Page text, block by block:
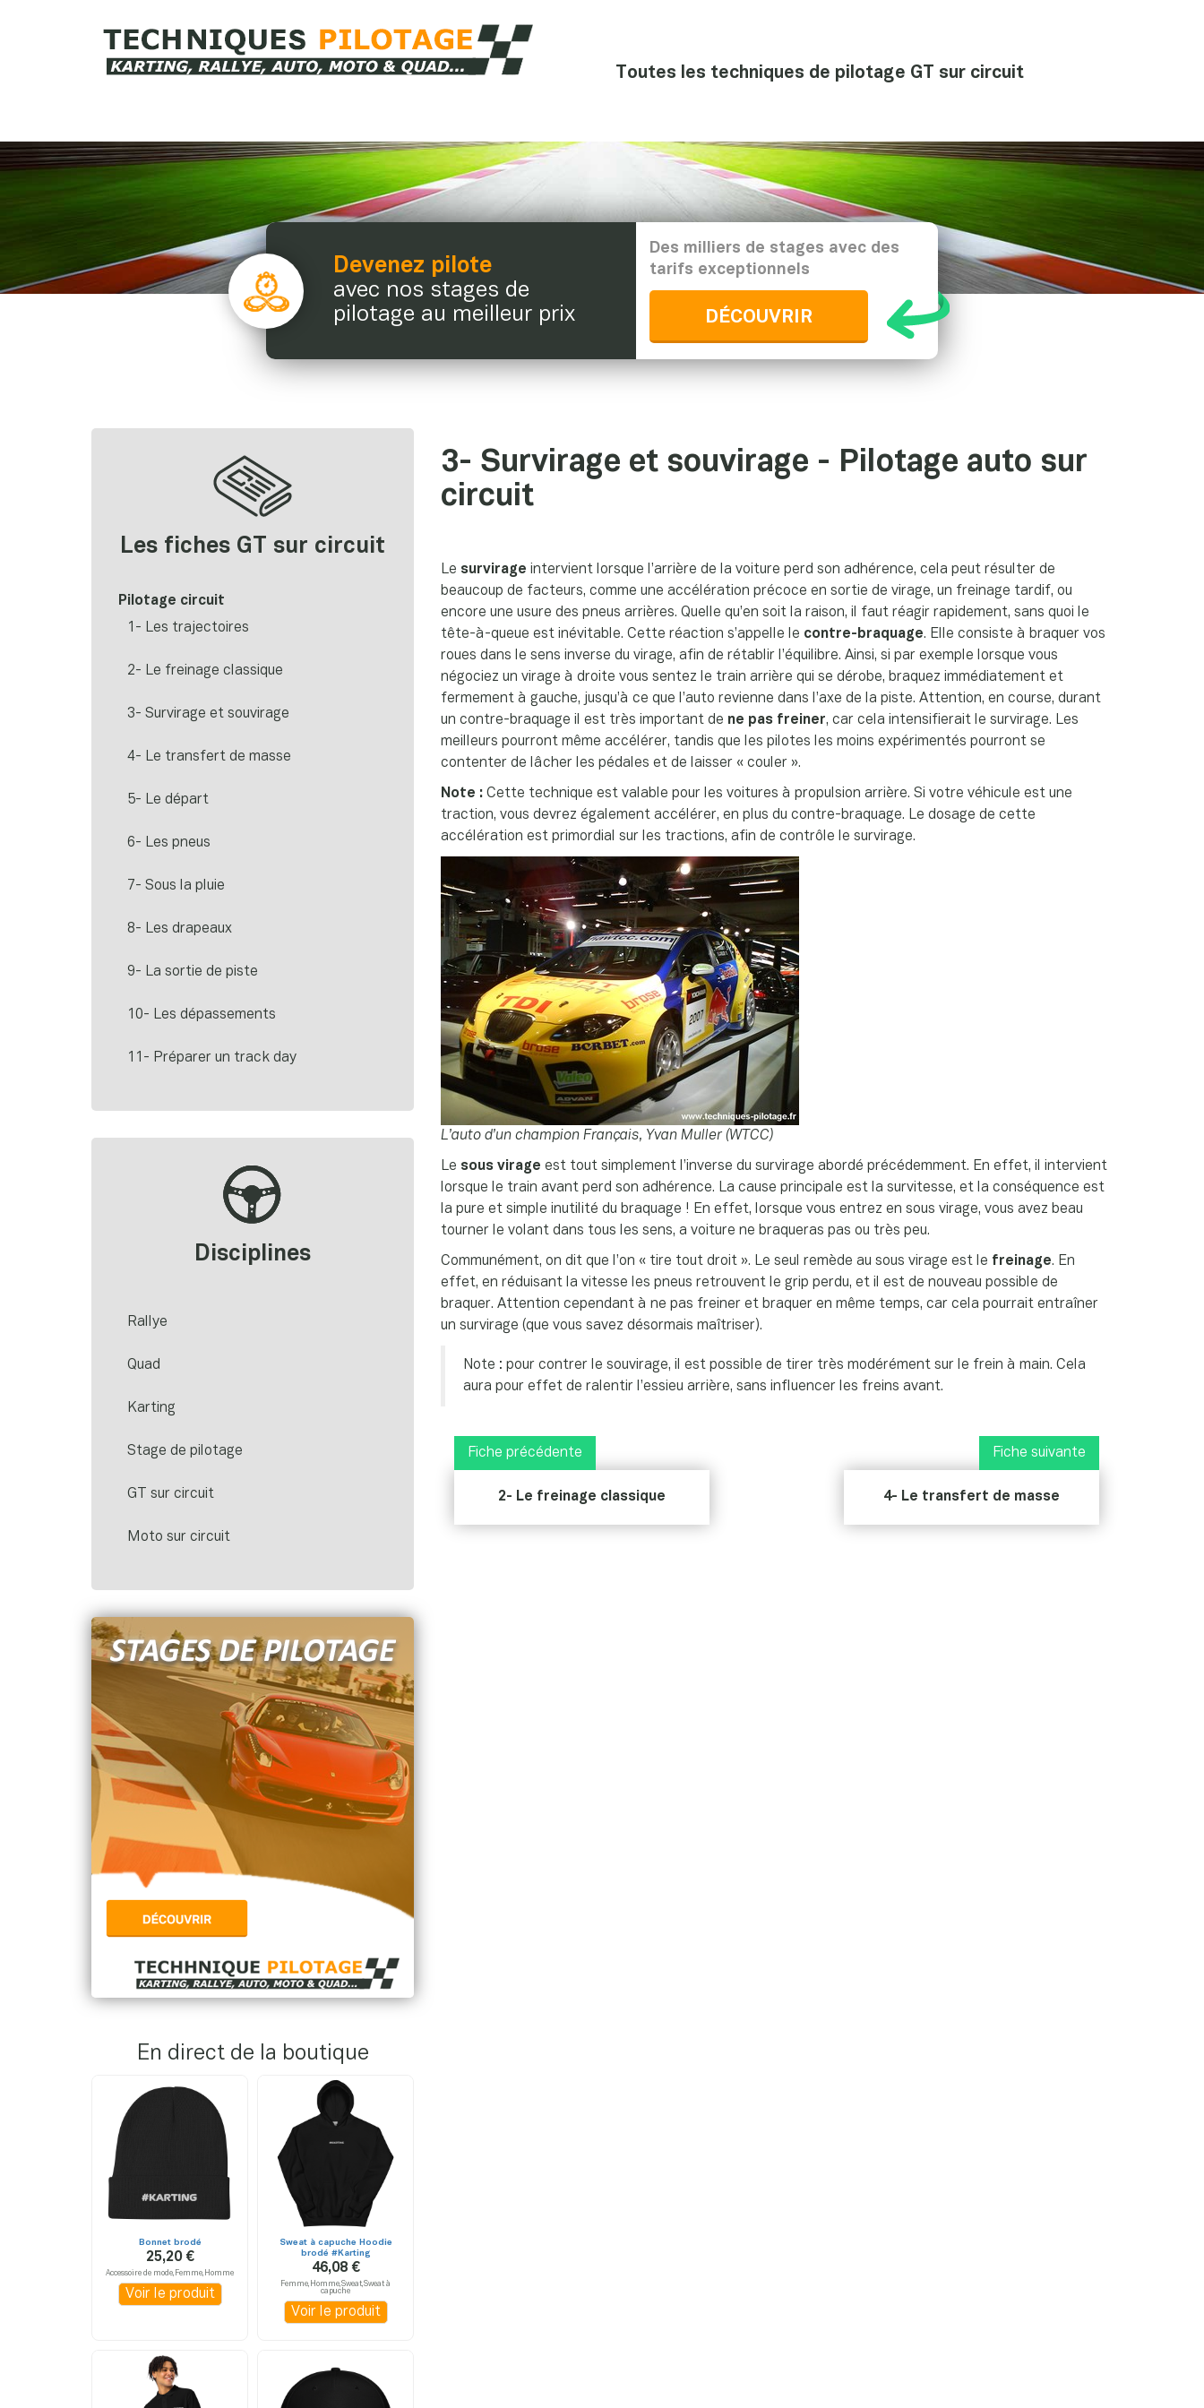
Toutes les techniques de pilotage GT sur circuit
Devenez pilote
avec nos stages de
pilotage au meilleur prix
Des milliers de stages avec des
tarifs exceptionnels
DÉCOUVRIR
3- Survirage et souvirage - Pilotage auto sur
circuit
Le survirage intervient lorsque l’arrière de la voiture perd son adhérence, cela peut résulter de
beaucoup de facteurs, comme une accélération précoce en sortie de virage, un freinage tardif, ou
encore une usure des pneus arrières. Quelle qu’en soit la raison, il faut réagir rapidement, sans quoi le
tête-à-queue est inévitable. Cette réaction s’appelle le contre-braquage. Elle consiste à braquer vos
roues dans le sens inverse du virage, afin de rétablir l’équilibre. Ainsi, si par exemple lorsque vous
négociez un virage à droite vous sentez le train arrière qui se dérobe, braquez immédiatement et
fermement à gauche, jusqu’à ce que l’auto revienne dans l’axe de la piste. Attention, en course, durant
un contre-braquage il est très important de ne pas freiner, car cela intensifierait le survirage. Les
meilleurs pourront même accélérer, tandis que les pilotes les moins expérimentés pourront se
contenter de lâcher les pédales et de laisser « couler ».
Note : Cette technique est valable pour les voitures à propulsion arrière. Si votre véhicule est une
traction, vous devrez également accélérer, en plus du contre-braquage. Le dosage de cette
accélération est primordial sur les tractions, afin de contrôle le survirage.
L’auto d’un champion Français, Yvan Muller (WTCC)
Le sous virage est tout simplement l’inverse du survirage abordé précédemment. En effet, il intervient
lorsque le train avant perd son adhérence. La cause principale est la survitesse, et la conséquence est
la pure et simple inutilité du braquage ! En effet, lorsque vous entrez en sous virage, vous avez beau
tourner le volant dans tous les sens, a voiture ne braqueras pas ou très peu.
Communément, on dit que l’on « tire tout droit ». Le seul remède au sous virage est le freinage. En
effet, en réduisant la vitesse les pneus retrouvent le grip perdu, et il est de nouveau possible de
braquer. Attention cependant à ne pas freiner et braquer en même temps, car cela pourrait entraîner
un survirage (que vous savez désormais maîtriser).
Note : pour contrer le souvirage, il est possible de tirer très modérément sur le frein à main. Cela
aura pour effet de ralentir l’essieu arrière, sans influencer les freins avant.
Fiche précédente
2- Le freinage classique
Fiche suivante
4- Le transfert de masse
Les fiches GT sur circuit
Pilotage circuit
1- Les trajectoires
2- Le freinage classique
3- Survirage et souvirage
4- Le transfert de masse
5- Le départ
6- Les pneus
7- Sous la pluie
8- Les drapeaux
9- La sortie de piste
10- Les dépassements
11- Préparer un track day
Disciplines
Rallye
Quad
Karting
Stage de pilotage
GT sur circuit
Moto sur circuit
En direct de la boutique
Bonnet brodé
25,20 €
Accessoire de mode,Femme,Homme
Voir le produit
Sweat à capuche Hoodie
brodé #Karting
46,08 €
Femme,Homme,Sweat,Sweat à
capuche
Voir le produit